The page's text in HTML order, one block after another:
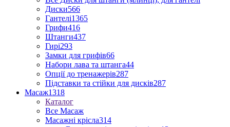
Диски566
Гантелі1365
Грифи416
Штанги437
Гирі293
Замки для грифів66
Набори лава та штанга44
Опції до тренажерів287
Підставки та стійки для дисків287
Масаж1318
Каталог
Все Масаж
Масажні крісла314